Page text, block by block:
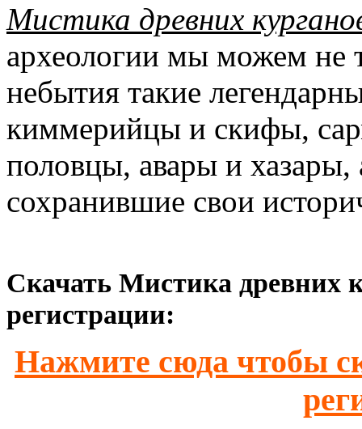
Мистика древних
археологии мы можем не
небытия такие
киммерийцы и скифы,
половцы, авары и хазары,
сохранившие свои
Скачать Мистика древних
регистрации:
Нажмите сюда чтобы